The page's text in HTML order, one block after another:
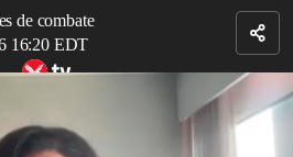
de combate
16:20 EDT
único de Elon Musk en el camino hacia